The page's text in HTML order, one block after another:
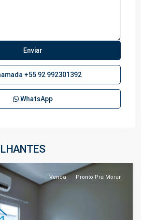
+55 92 992301392
WhatsApp
Venda Pronto Pra Morar